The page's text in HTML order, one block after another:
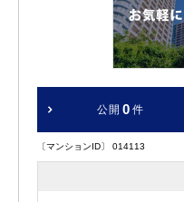
公開 0 件
〔マンションID〕 014113